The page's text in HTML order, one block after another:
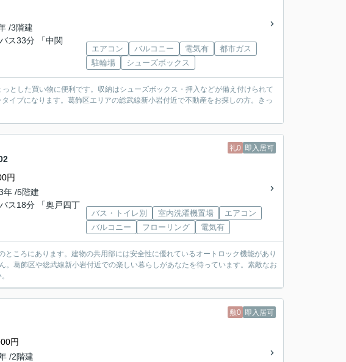
/3階建
ス33分 「中関
エアコン バルコニー 電気有
都市ガス
駐輪場
シューズボックス
とした買い物に便利です。収納はシューズボックス・押入などが備え付けられて
イプになります。葛飾区エリアの総武線新小岩付近で不動産をお探しの方。きっ
礼0 即入居可
円
年 /5階建
バス18分 「奥戸四丁
バス・トイレ別 室内洗濯機置場
エアコン
バルコニー
フローリング 電気有
ころにあります。建物の共用部には安全性に優れているオートロック機能があり
。葛飾区や総武線新小岩付近での楽しい暮らしがあなたを待っています。素敵なお
敷0 即入居可
円
/2階建